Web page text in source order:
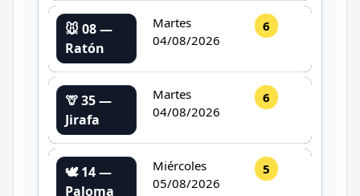
🐭 08 —
Ratón
Martes
04/08/2026
6
🦒 35 —
Jirafa
Martes
04/08/2026
6
🕊️ 14 —
Paloma
Miércoles
05/08/2026
5